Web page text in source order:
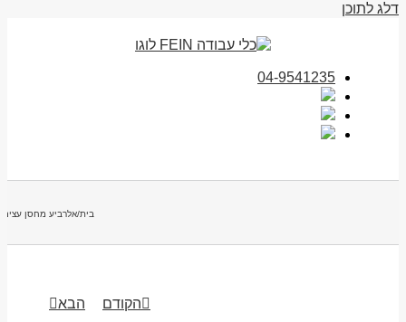
דלג לתוכן
04-9541235
בית/אלרביע מחסן עצים
הקודם הבא